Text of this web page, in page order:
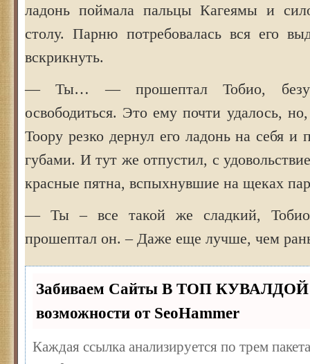
ладонь поймала пальцы Кагеямы и
столу. Парню потребовалась вся его
вскрикнуть.
— Ты… — прошептал Тобио,
освободиться. Это ему почти удалось,
Тоору резко дернул его ладонь на себя и
губами. И тут же отпустил, с
красные пятна, вспыхнувшие на щеках
— Ты – все такой же сладкий,
прошептал он. – Даже еще лучше, чем
Забиваем Сайты В ТОП КУВАЛДОЙ
возможности от SeoHammer
Каждая ссылка анализируется по трем